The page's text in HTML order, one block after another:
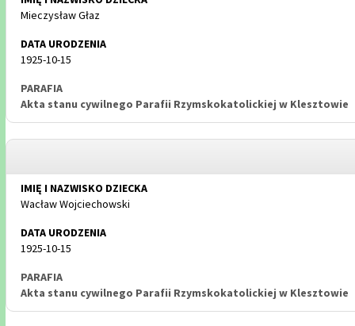
Mieczysław Głaz
1925-10-15
Akta stanu cywilnego Parafii Rzymskokatolickiej w Klesztowie
Wacław Wojciechowski
1925-10-15
Akta stanu cywilnego Parafii Rzymskokatolickiej w Klesztowie